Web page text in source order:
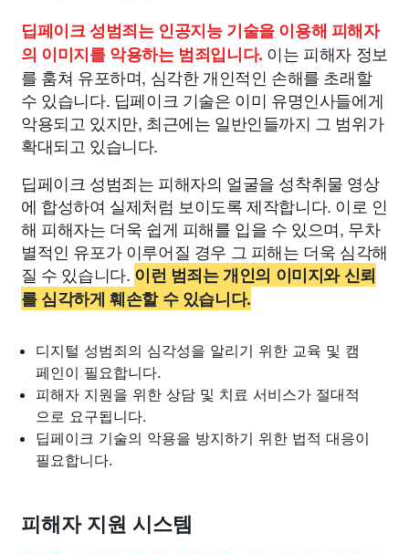
딥페이크 성범죄는 인공지능 기술을 이용해 피해자
의 이미지를 악용하는 범죄입니다. 이는 피해자 정보
를 훔쳐 유포하며, 심각한 개인적인 손해를 초래할
수 있습니다. 딥페이크 기술은 이미 유명인사들에게
악용되고 있지만, 최근에는 일반인들까지 그 범위가
확대되고 있습니다.
딥페이크 성범죄는 피해자의 얼굴을 성착취물 영상
에 합성하여 실제처럼 보이도록 제작합니다. 이로 인
해 피해자는 더욱 쉽게 피해를 입을 수 있으며, 무차
별적인 유포가 이루어질 경우 그 피해는 더욱 심각해
질 수 있습니다. 이런 범죄는 개인의 이미지와 신뢰
를 심각하게 훼손할 수 있습니다.
디지털 성범죄의 심각성을 알리기 위한 교육 및 캠
페인이 필요합니다.
피해자 지원을 위한 상담 및 치료 서비스가 절대적
으로 요구됩니다.
딥페이크 기술의 악용을 방지하기 위한 법적 대응이
필요합니다.
피해자 지원 시스템